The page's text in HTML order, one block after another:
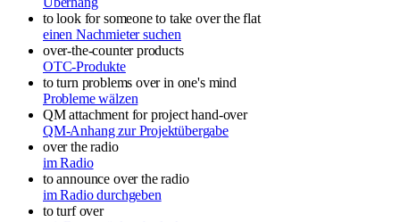
to look for someone to take over the flat
einen Nachmieter suchen
over-the-counter products
OTC-Produkte
to turn problems over in one's mind
Probleme wälzen
QM attachment for project hand-over
QM-Anhang zur Projektübergabe
over the radio
im Radio
to announce over the radio
im Radio durchgeben
to turf over